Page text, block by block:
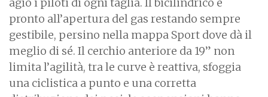
pronto all’apertura del gas restando sempre
gestibile, persino nella mappa Sport dove dà il
meglio di sé. Il cerchio anteriore da 19” non
limita l’agilità, tra le curve è reattiva, sfoggia
una ciclistica a punto e una corretta